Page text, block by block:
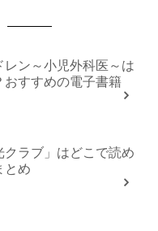
レン～小児外科医～は
おすすめの電子書籍
クラブ」はどこで読め
とめ